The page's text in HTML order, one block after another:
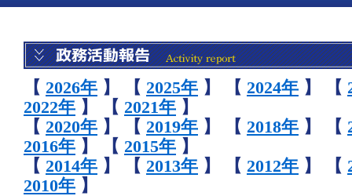
【 2026年 】 【 2025年 】 【 2024年 】 【
2022年 】 【 2021年 】
【 2020年 】 【 2019年 】 【 2018年 】 【
2016年 】 【 2015年 】
【 2014年 】 【 2013年 】 【 2012年 】 【
2010年 】